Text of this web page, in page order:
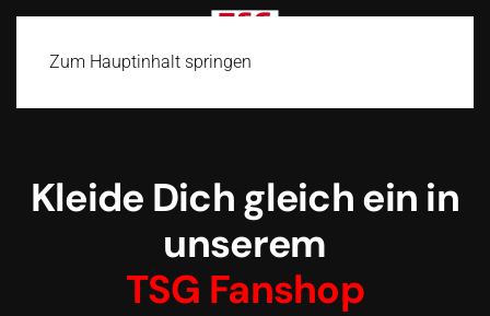
Zum Hauptinhalt springen
Kleide Dich gleich ein in
unserem
TSG Fanshop